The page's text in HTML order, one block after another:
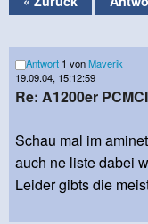
Antwort 1 vonMaverik
19.09.04, 15:12:59
Re: A1200er
Schau mal im
auch ne liste dabei
Leider gibts die